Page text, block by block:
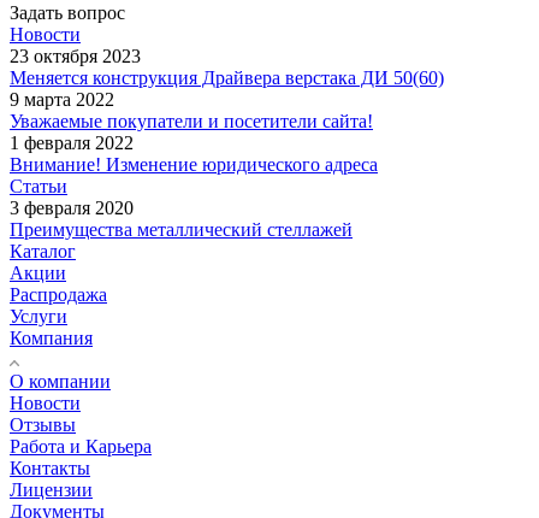
Задать вопрос
Новости
23 октября 2023
Меняется конструкция Драйвера верстака ДИ 50(60)
9 марта 2022
Уважаемые покупатели и посетители сайта!
1 февраля 2022
Внимание! Изменение юридического адреса
Статьи
3 февраля 2020
Преимущества металлический стеллажей
Каталог
Акции
Распродажа
Услуги
Компания
О компании
Новости
Отзывы
Работа и Карьера
Контакты
Лицензии
Документы